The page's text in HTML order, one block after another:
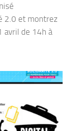
2.0 et montrez
avril de 14h à